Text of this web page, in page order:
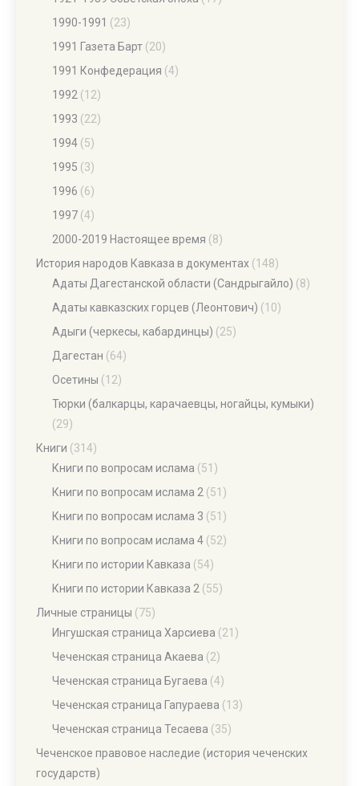
1990-1991 (23)
1991 Газета Барт (20)
1991 Конфедерация (4)
1992 (12)
1993 (22)
1994 (5)
1995 (3)
1996 (6)
1997 (4)
2000-2019 Настоящее время (8)
История народов Кавказа в документах (148)
Адаты Дагестанской области (Сандрыгайло) (8)
Адаты кавказских горцев (Леонтович) (10)
Адыги (черкесы, кабардинцы) (25)
Дагестан (64)
Осетины (12)
Тюрки (балкарцы, карачаевцы, ногайцы, кумыки)
(29)
Книги (314)
Книги по вопросам ислама (51)
Книги по вопросам ислама 2 (51)
Книги по вопросам ислама 3 (51)
Книги по вопросам ислама 4 (52)
Книги по истории Кавказа (54)
Книги по истории Кавказа 2 (55)
Личные страницы (75)
Ингушская страница Харсиева (21)
Чеченская страница Акаева (2)
Чеченская страница Бугаева (4)
Чеченская страница Гапураева (13)
Чеченская страница Тесаева (35)
Чеченское правовое наследие (история чеченских
государств)